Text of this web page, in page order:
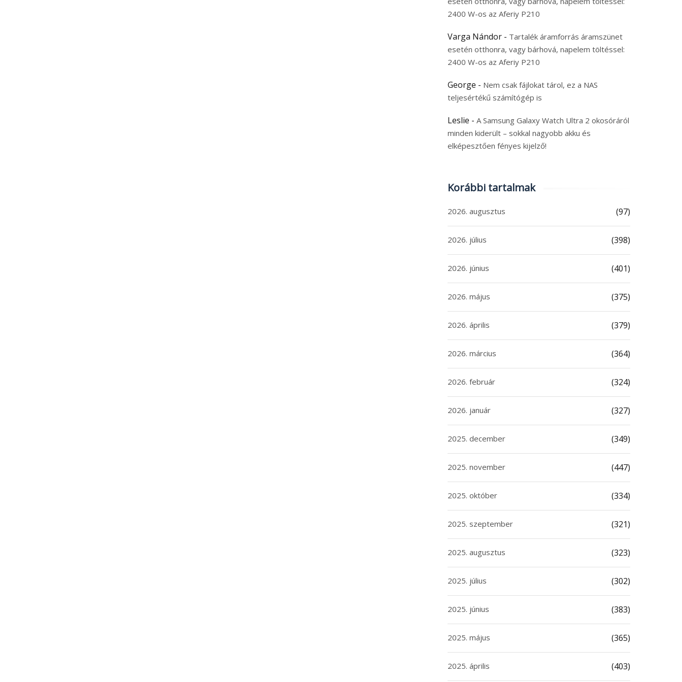
2400 W-os az Aferiy P210
Varga Nándor - Tartalék áramforrás áramszünet
esetén otthonra, vagy bárhová, napelem töltéssel:
2400 W-os az Aferiy P210
George - Nem csak fájlokat tárol, ez a NAS
teljesértékű számítógép is
Leslie - A Samsung Galaxy Watch Ultra 2 okosóráról
minden kiderült – sokkal nagyobb akku és
elképesztően fényes kijelző!
Korábbi tartalmak
2026. augusztus (97)
2026. július (398)
2026. június (401)
2026. május (375)
2026. április (379)
2026. március (364)
2026. február (324)
2026. január (327)
2025. december (349)
2025. november (447)
2025. október (334)
2025. szeptember (321)
2025. augusztus (323)
2025. július (302)
2025. június (383)
2025. május (365)
2025. április (403)